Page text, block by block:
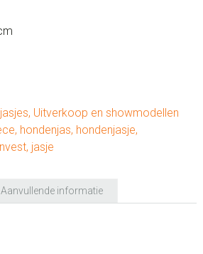
, Uitverkoop en showmodellen
, hondenjas, hondenjasje,
, jasje
Aanvullende informatie